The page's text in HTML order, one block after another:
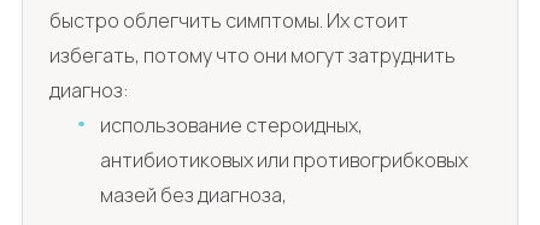
быстро облегчить симптомы. Их стоит
избегать, потому что они могут затруднить
диагноз:
использование стероидных,
антибиотиковых или противогрибковых
мазей без диагноза,